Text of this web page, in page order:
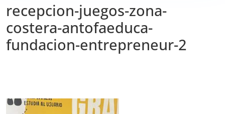
recepcion-juegos-zona-
costera-antofaeduca-
fundacion-entrepreneur-2